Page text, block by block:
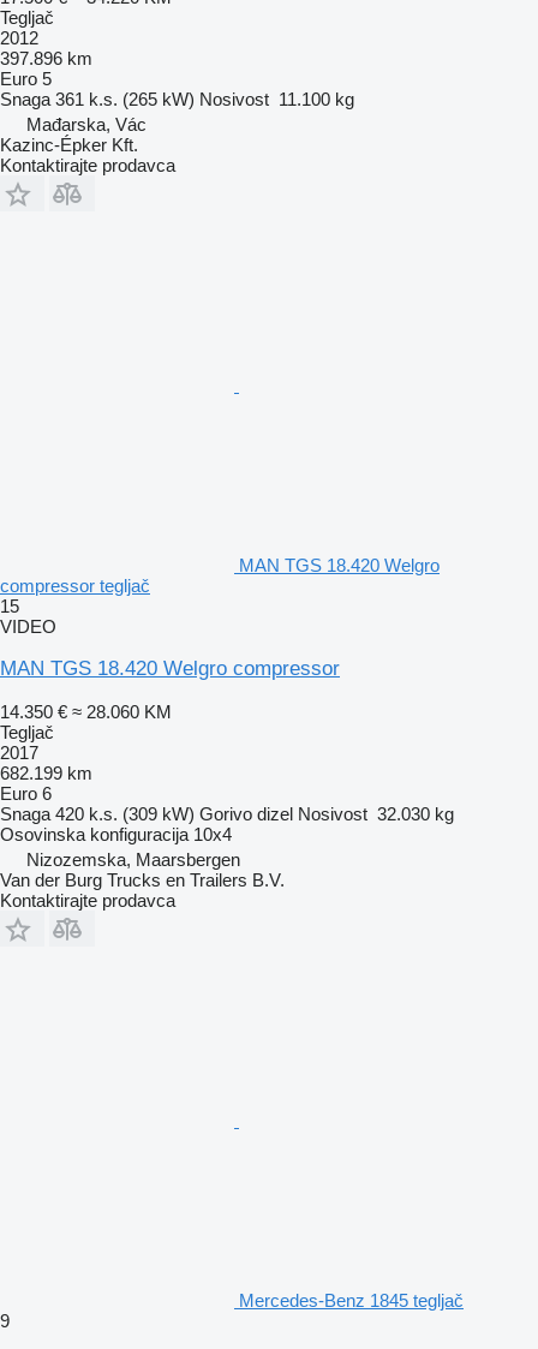
Tegljač
2012
397.896 km
Euro 5
Snaga 361 k.s. (265 kW) Nosivost 11.100 kg
Mađarska, Vác
Kazinc-Épker Kft.
Kontaktirajte prodavca
MAN TGS 18.420 Welgro
compressor tegljač
15
VIDEO
MAN TGS 18.420 Welgro compressor
14.350 € ≈ 28.060 KM
Tegljač
2017
682.199 km
Euro 6
Snaga 420 k.s. (309 kW) Gorivo dizel Nosivost 32.030 kg
Osovinska konfiguracija 10x4
Nizozemska, Maarsbergen
Van der Burg Trucks en Trailers B.V.
Kontaktirajte prodavca
Mercedes-Benz 1845 tegljač
9